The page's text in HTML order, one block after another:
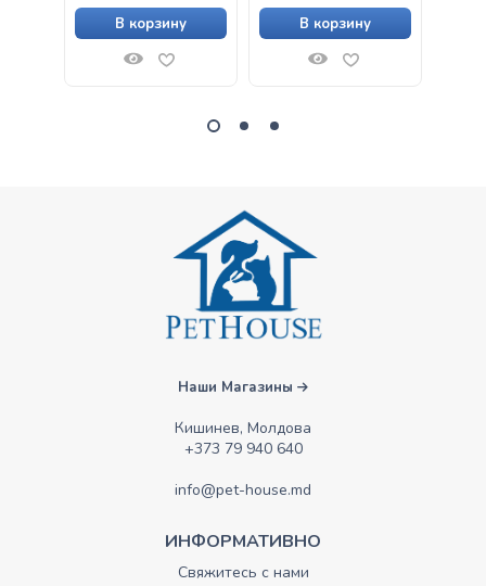
В корзину В корзину
Наши Магазины
Кишинев, Молдова
+373 79 940 640
info@pet-house.md
ИНФОРМАТИВНО
Свяжитесь с нами